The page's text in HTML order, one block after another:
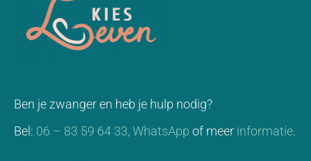
Ben je zwanger en heb je hulp nodig?
Bel: 06 – 83 59 64 33,WhatsApp of meer informatie.